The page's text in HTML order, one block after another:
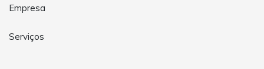
Empresa
Serviços